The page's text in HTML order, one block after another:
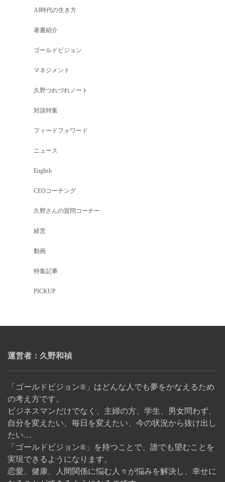
AI時代の生き方
著書紹介
ゴールドビジョン
マネジメント
久野つれづれノート
対談特集
フィードフォワード
ニュース
English
CEOコーチング
久野さんの質問コーナー
経営
動画
特集記事
PICKUP
運営者：久野和禎
「ゴールドビジョン®」はどんな人でも夢をかなえるため
の考え方です。
ビジネスマンだけでなく、主婦の方、学生、男女問わず、
自分を変えたい、毎日を変えたい、今の状況から抜け出し
たい…
「ゴールドビジョン®」を持つことで、誰でも望むことを
実現できるようになります。
恋愛、健康、人間関係に悩む人々が悩みを解決し、幸せに